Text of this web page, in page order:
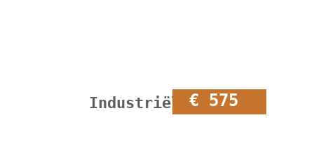
Industriële kar
€ 575